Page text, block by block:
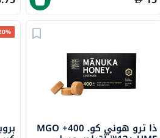
ذا ترو هوني كو. 400+ MGO
20%